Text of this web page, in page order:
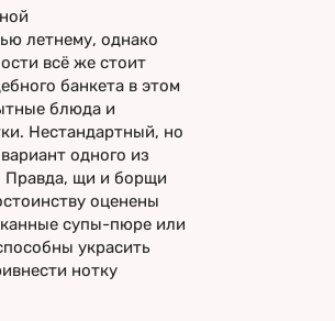
летнему, однако
всё же стоит
банкета в этом
блюда и
Нестандартный, но
одного из
Правда, щи и борщи
оценены
супы-пюре или
украсить
нотку